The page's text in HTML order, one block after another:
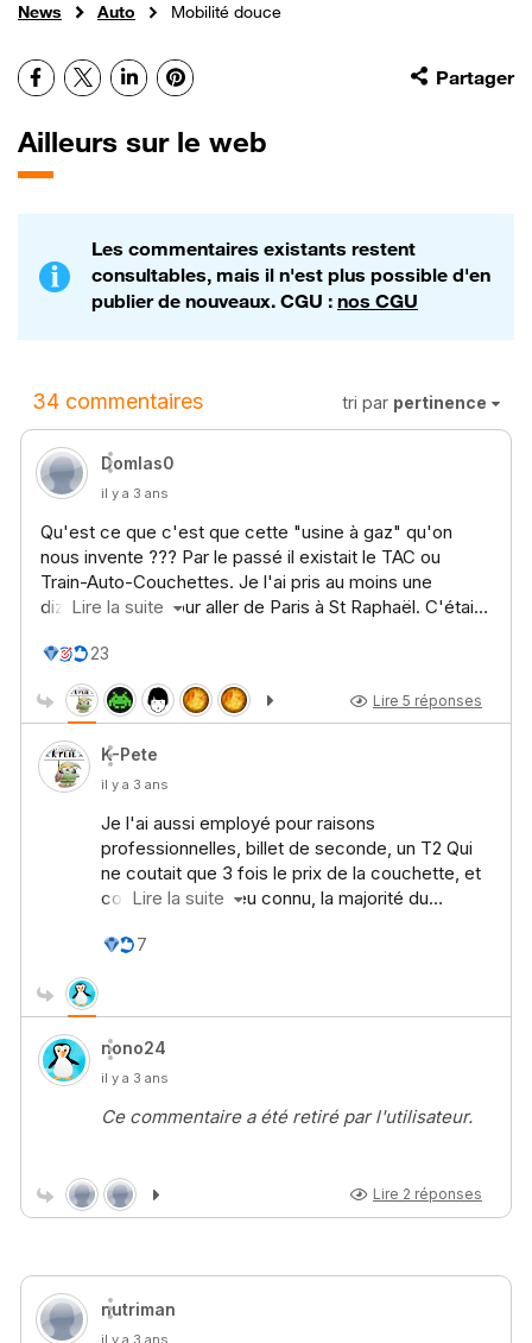
News Auto Mobilité douce
Partager
Facebook
X LinkedInPinterest
Ailleurs sur le web
Les commentaires existants restent
consultables, mais il n'est plus possible d'en
publier de nouveaux. CGU : nos CGU